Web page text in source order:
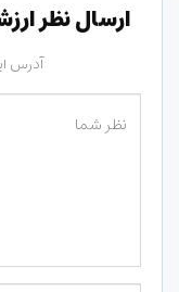
ارسال نظر
آدرس